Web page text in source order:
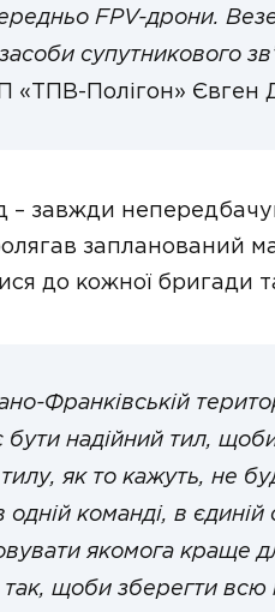
FPV-дрони.
засоби супутникового
«ТПВ-Полігон» Євген
– завжди
запланований
до кожної бригади
Франківській
надійний тил,
як то кажуть, не
команді, в
якомога краще
так, щоби зберегти всю